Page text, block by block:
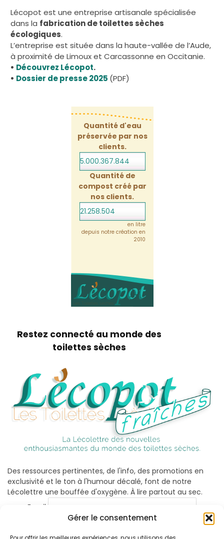
Gérer le consentement
Lécopot est une entreprise artisanale spécialisée
dans la fabrication de toilettes sèches
écologiques.
L’entreprise est située dans la haute-vallée de l’Aude,
à proximité de Limoux et Carcassonne en Occitanie.
• Découvrez Lécopot.
• Dossier de presse 2025 (PDF)
Quantité d'eau
préservée par nos
clients.
5.000.367.865
Quantité de
compost créé par
nos clients.
21.258.504
en litre
depuis notre création en
2010
Restez connecté au monde des
toilettes sèches
Des ressources pertinentes, de l'info, des promotions en
exclusivité et le ton à l'humour décalé, font de notre
Lécolettre une bouffée d'oxygène. À lire partout au sec.
Email